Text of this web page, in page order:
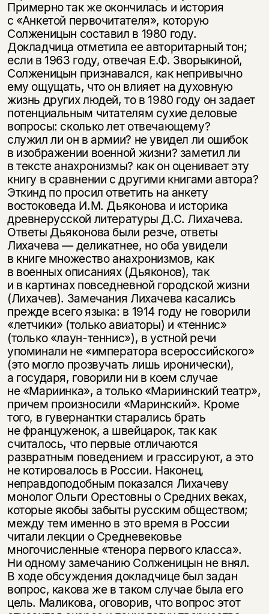
Примерно так же окончилась и история
с «Анкетой первочитателя», которую
Солженицын составил в 1980 году.
Докладчица отметила ее авторитарный тон;
если в 1963 году, отвечая Е.Ф. Зворыкиной,
Солженицын признавался, как непривычно
ему ощущать, что он влияет на духовную
жизнь других людей, то в 1980 году он задает
потенциальным читателям сухие деловые
вопросы: сколько лет отвечающему?
служил ли он в армии? не увидел ли ошибок
в изображении военной жизни? заметил ли
в тексте анахронизмы? как он оценивает эту
книгу в сравнении с другими книгами автора?
Эткинд по просил ответить на анкету
востоковеда И.М. Дьяконова и историка
древнерусской литературы Д.С. Лихачева.
Ответы Дьяконова были резче, ответы
Лихачева — деликатнее, но оба увидели
в книге множество анахронизмов, как
в военных описаниях (Дьяконов), так
и в картинах повседневной городской жизни
(Лихачев). Замечания Лихачева касались
прежде всего языка: в 1914 году не говорили
«летчики» (только авиаторы) и «теннис»
(только «лаун-теннис»), в устной речи
упоминали не «императора всероссийского»
(это могло прозвучать лишь иронически),
а государя, говорили ни в коем случае
не «Мариинка», а только «Мариинский театр»,
причем произносили «Маринский». Кроме
того, в гувернантки старались брать
не француженок, а швейцарок, так как
считалось, что первые отличаются
развратным поведением и грассируют, а это
не котировалось в России. Наконец,
неправдоподобным показался Лихачеву
монолог Ольги Орестовны о Средних веках,
которые якобы забыты русским обществом;
между тем именно в это время в России
читали лекции о Средневековье
многочисленные «тенора первого класса».
Ни одному замечанию Солженицын не внял.
В ходе обсуждения докладчице был задан
вопрос, какова же в таком случае была его
цель. Маликова, оговорив, что вопрос этот